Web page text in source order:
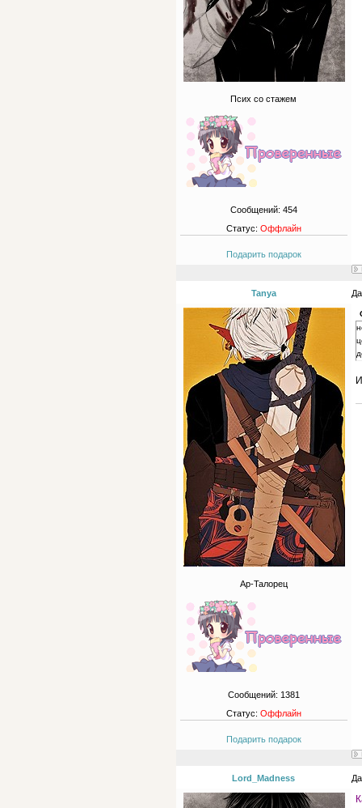
Псих со стажем
Сообщений: 454
Статус: Оффлайн
Подарить подарок
Tanya
Ар-Талорец
Сообщений: 1381
Статус: Оффлайн
Подарить подарок
Lord_Madness